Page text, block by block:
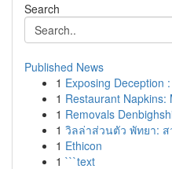
Search
Published News
1 Exposing Deception
1 Restaurant
1 Removals
1 วิลล่าส่วนตัว พัทยา:
1 Ethicon
1 ```text